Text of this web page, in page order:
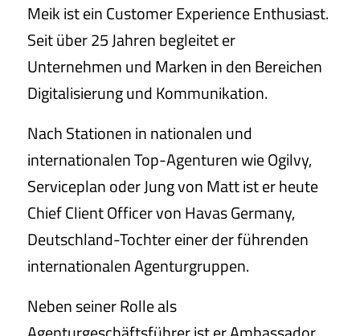
Meik ist ein Customer Experience Enthusiast.
Seit über 25 Jahren begleitet er
Unternehmen und Marken in den Bereichen
Digitalisierung und Kommunikation.
Nach Stationen in nationalen und
internationalen Top-Agenturen wie Ogilvy,
Serviceplan oder Jung von Matt ist er heute
Chief Client Officer von Havas Germany,
Deutschland-Tochter einer der führenden
internationalen Agenturgruppen.
Neben seiner Rolle als